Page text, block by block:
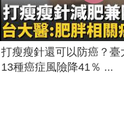
打瘦瘦針還可以防癌？臺
13種癌症風險降41％ ...